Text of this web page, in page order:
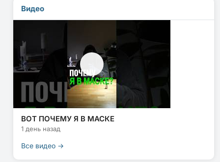
Видео
ВОТ ПОЧЕМУ Я В МАСКЕ
1 день назад
Все видео →